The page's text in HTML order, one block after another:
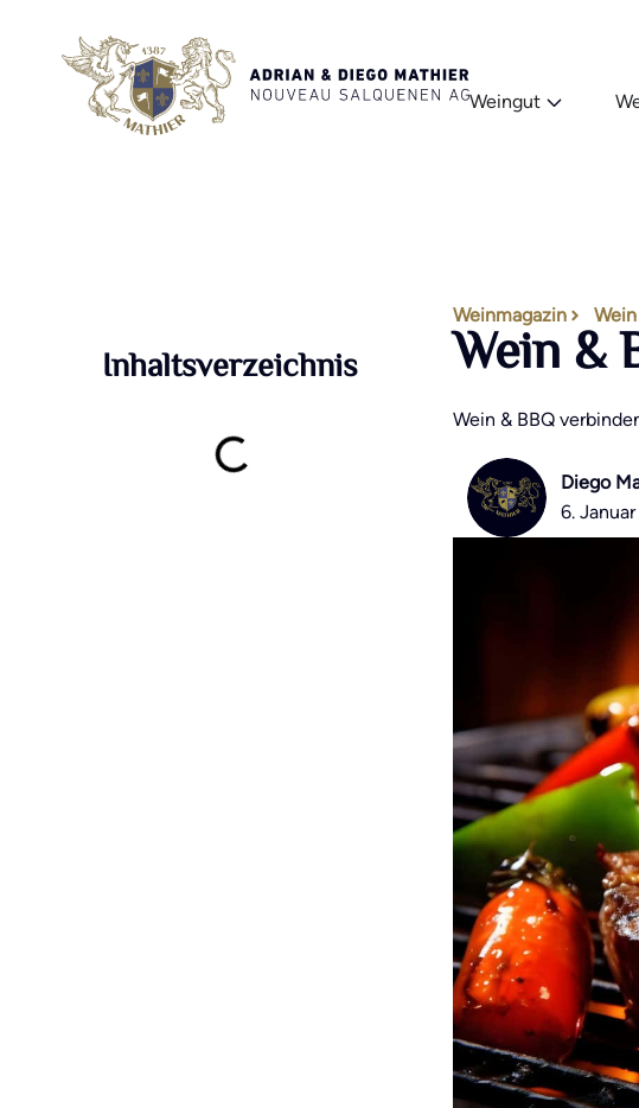
Weingut
Inhaltsverzeichnis
Weinmagazin
Wein &
Wein & BBQ
Diego
6.